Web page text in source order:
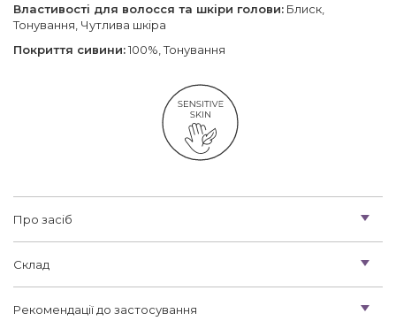
Властивості для волосся та шкіри голови: Блиск,
Тонування, Чутлива шкіра
Покриття cивини:100%, Тонування
Про засіб
Склад
Рекомендації до застосування